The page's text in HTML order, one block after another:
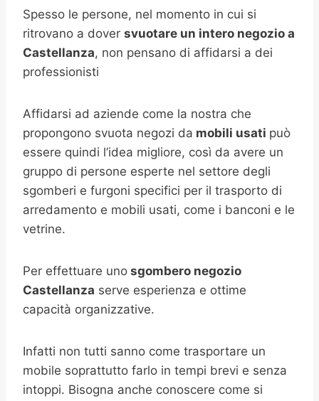
Spesso le persone, nel momento in cui si
ritrovano a dover svuotare un intero negozio a
Castellanza, non pensano di affidarsi a dei
professionisti
Affidarsi ad aziende come la nostra che
propongono svuota negozi da mobili usati può
essere quindi l’idea migliore, così da avere un
gruppo di persone esperte nel settore degli
sgomberi e furgoni specifici per il trasporto di
arredamento e mobili usati, come i banconi e le
vetrine.
Per effettuare uno sgombero negozio
Castellanza serve esperienza e ottime
capacità organizzative.
Infatti non tutti sanno come trasportare un
mobile soprattutto farlo in tempi brevi e senza
intoppi. Bisogna anche conoscere come si